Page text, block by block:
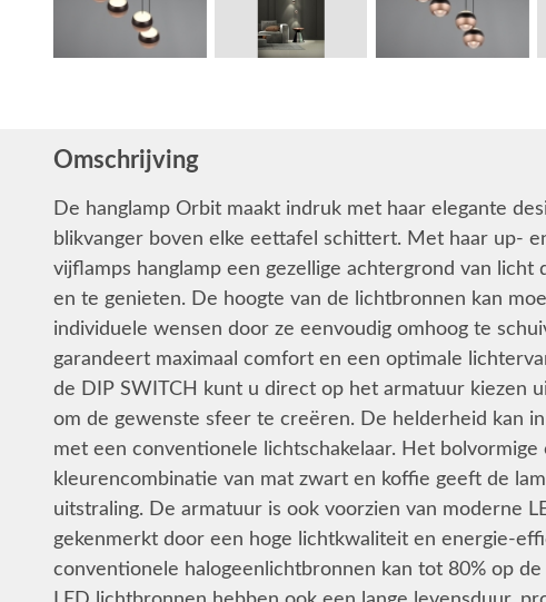
Omschrijving
De hanglamp Orbit maakt indruk met haar elegante
blikvanger boven elke eettafel schittert. Met haar up-
vijflamps hanglamp een gezellige achtergrond van licht
en te genieten. De hoogte van de lichtbronnen kan
individuele wensen door ze eenvoudig omhoog te
garandeert maximaal comfort en een optimale
de DIP SWITCH kunt u direct op het armatuur kiezen
om de gewenste sfeer te creëren. De helderheid kan
met een conventionele lichtschakelaar. Het
kleurencombinatie van mat zwart en koffie geeft de
uitstraling. De armatuur is ook voorzien van moderne
gekenmerkt door een hoge lichtkwaliteit en energie-
conventionele halogeenlichtbronnen kan tot 80% op